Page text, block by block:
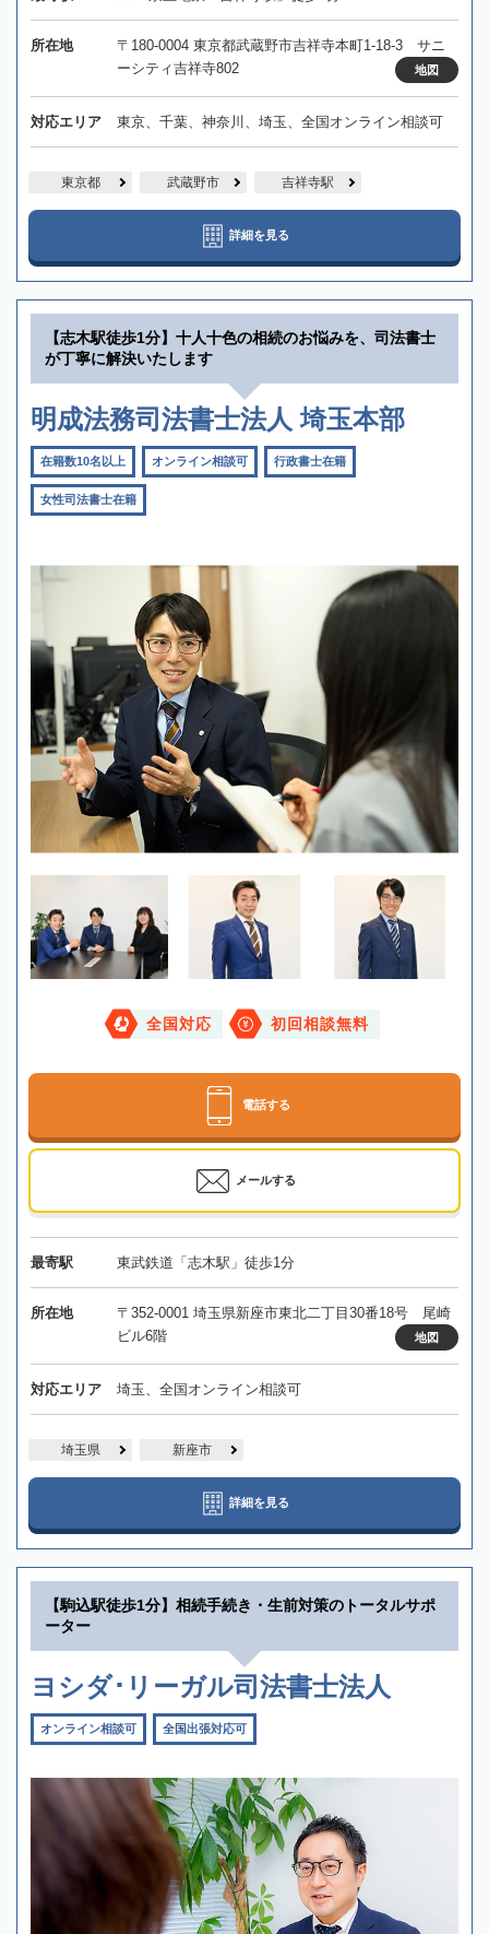
所在地
〒180-0004 東京都武蔵野市吉祥寺本町1-18-3 サニ
ーシティ吉祥寺802
地図
対応エリア 東京、千葉、神奈川、埼玉、全国オンライン相談可
東京都 武蔵野市 吉祥寺駅
詳細を見る
【志木駅徒歩1分】十人十色の相続のお悩みを、司法書士
が丁寧に解決いたします
明成法務司法書士法人 埼玉本部
在籍数10名以上 オンライン相談可 行政書士在籍
女性司法書士在籍
全国対応 初回相談無料
電話する
メールする
最寄駅 東武鉄道「志木駅」徒歩1分
所在地
〒352-0001 埼玉県新座市東北二丁目30番18号 尾崎
ビル6階
地図
対応エリア 埼玉、全国オンライン相談可
埼玉県 新座市
詳細を見る
【駒込駅徒歩1分】相続手続き・生前対策のトータルサポ
ーター
ヨシダ･リーガル司法書士法人
オンライン相談可 全国出張対応可